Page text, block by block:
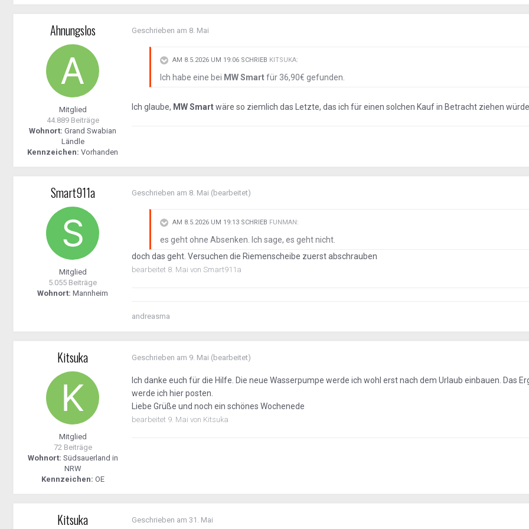
Ahnungslos
Mitglied
44.889 Beiträge
Wohnort: Grand Swabian
Ländle
Kennzeichen: Vorhanden
Geschrieben am 8. Mai
AM 8.5.2026 UM 19:06 SCHRIEB KITSUKA:
Ich habe eine bei MW Smartfür 36,90€ gefunden.
Ich glaube, MW Smartwäre so ziemlich das Letzte, das ich für einen solchen Kauf in Betracht ziehen
Smart911a
Mitglied
5.055 Beiträge
Wohnort: Mannheim
Geschrieben am 8. Mai (bearbeitet)
AM 8.5.2026 UM 19:13 SCHRIEB FUNMAN :
es geht ohne Absenken. Ich sage, es geht nicht.
doch das geht. Versuchen die Riemenscheibe zuerst abschrauben
bearbeitet 8. Mai von Smart911a
andreasma
Kitsuka
Mitglied
72 Beiträge
Wohnort: Südsauerland in
NRW
Kennzeichen: OE
Geschrieben am 9. Mai (bearbeitet)
Ich danke euch für die Hilfe. Die neue Wasserpumpe werde ich wohl erst nach dem Urlaub einbauen. Das
werde ich hier posten.
Liebe Grüße und noch ein schönes Wochenede
bearbeitet 9. Mai von Kitsuka
Kitsuka Geschrieben am 31. Mai